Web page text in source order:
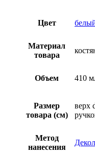
Цвет
Материал
товара
Объем 410
Размер
товара (см)
верх
Метод
нанесения